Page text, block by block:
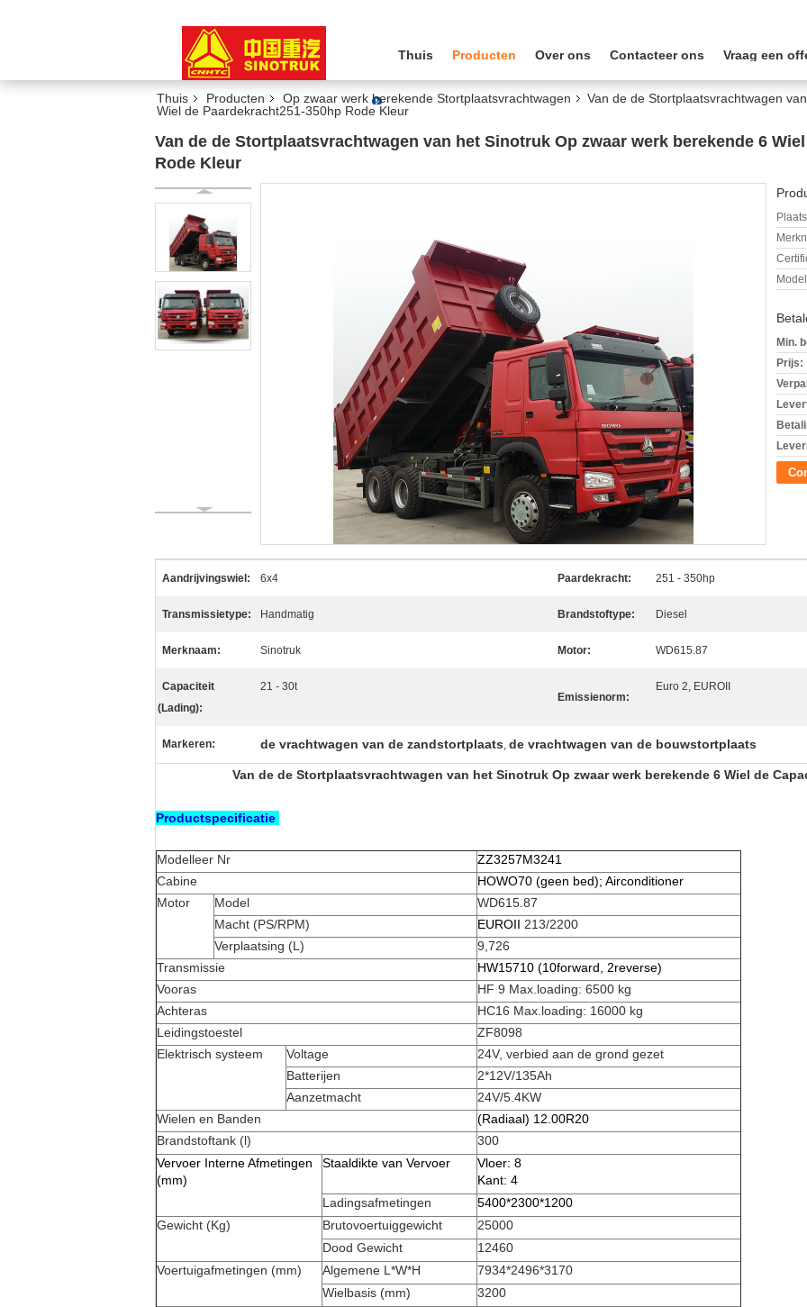
Thuis Producten Over ons Contacteer ons Vraag een
Thuis Producten Op zwaar werk berekende Stortplaatsvrachtwagen
Van de de Stortplaatsvrachtwagen
Wiel de Paardekracht251-350hp Rode Kleur
Van de de Stortplaatsvrachtwagen van het Sinotruk Op zwaar werk berekende 6
Rode Kleur
Min.
Prijs:
Aandrijvingswiel: 6x4 Paardekracht: 251 - 350hp
Transmissietype: Handmatig Brandstoftype: Diesel
Merknaam: Sinotruk Motor: WD615.87
Capaciteit
(Lading):
21 - 30t
Emissienorm:
Euro 2, EUROII
Markeren: de vrachtwagen van de zandstortplaats, de vrachtwagen van de bouwstortplaats
Van de de Stortplaatsvrachtwagen van het Sinotruk Op zwaar werk berekende 6 Wiel de
Productspecificatie
Modelleer Nr
ZZ3257M3241
Cabine
HOWO70 (geen bed); Airconditioner
Motor
Model
WD615.87
Macht (PS/RPM)
EUROII 213/2200
Verplaatsing (L)
9,726
Transmissie
HW15710 (10forward, 2reverse)
Vooras
HF 9 Max.loading: 6500 kg
Achteras
HC16 Max.loading: 16000 kg
Leidingstoestel
ZF8098
Elektrisch systeem
Voltage 24V, verbied aan de grond gezet
Batterijen
2*12V/135Ah
Aanzetmacht
24V/5.4KW
Wielen en Banden
(Radiaal) 12.00R20
Brandstoftank (l)
300
Vervoer Interne Afmetingen
(mm)
Staaldikte van Vervoer Vloer: 8
Kant: 4
Ladingsafmetingen 5400*2300*1200
Gewicht (Kg)
Brutovoertuiggewicht
25000
Dood Gewicht
12460
Voertuigafmetingen (mm)
Algemene L*W*H
7934*2496*3170
Wielbasis (mm)
3200